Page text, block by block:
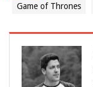
Game of Thrones